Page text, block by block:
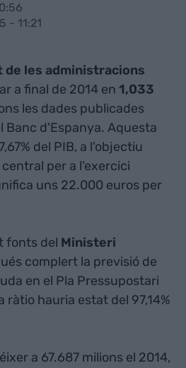
- 11:21
de les administracions
a final de 2014 en 1,033
les dades publicades
Banc d'Espanya. Aquesta
del PIB, a l'objectiu
per a l'exercici
uns 22.000 euros per
fonts del Ministeri
complert la previsió de
en el Pla Pressupostari
ràtio hauria estat del 97,14%
a 67.687 milions el 2014,